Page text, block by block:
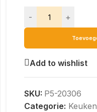
- +
Add to wishlist
SKU: P5-20306
Categorie: